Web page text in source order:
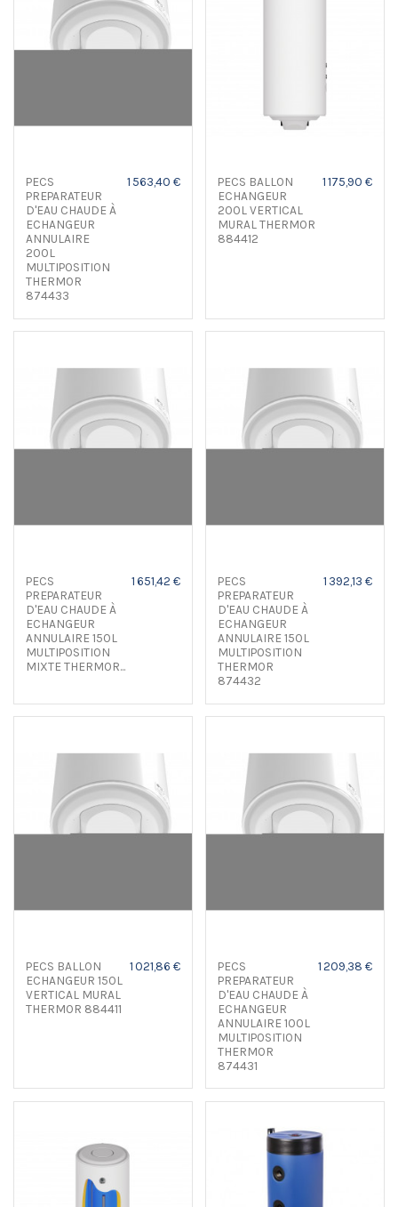
PECS
PREPARATEUR
D'EAU CHAUDE À
ECHANGEUR
ANNULAIRE
200L
MULTIPOSITION
THERMOR
874433
1 563,40 €
PECS BALLON
ECHANGEUR
200L VERTICAL
MURAL THERMOR
884412
1 175,90 €
PECS
PREPARATEUR
D'EAU CHAUDE À
ECHANGEUR
ANNULAIRE 150L
MULTIPOSITION
MIXTE THERMOR...
1 651,42 €
PECS
PREPARATEUR
D'EAU CHAUDE À
ECHANGEUR
ANNULAIRE 150L
MULTIPOSITION
THERMOR
874432
1 392,13 €
PECS BALLON
ECHANGEUR 150L
VERTICAL MURAL
THERMOR 884411
1 021,86 €
PECS
PREPARATEUR
D'EAU CHAUDE À
ECHANGEUR
ANNULAIRE 100L
MULTIPOSITION
THERMOR
874431
1 209,38 €